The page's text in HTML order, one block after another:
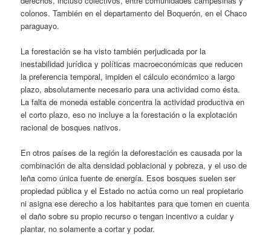
colonos. También en el departamento del Boquerón, en el Chaco
paraguayo.
La forestación se ha visto también perjudicada por la
inestabilidad jurídica y políticas macroeconómicas que reducen
la preferencia temporal, impiden el cálculo económico a largo
plazo, absolutamente necesario para una actividad como ésta.
La falta de moneda estable concentra la actividad productiva en
el corto plazo, eso no incluye a la forestación o la explotación
racional de bosques nativos.
En otros países de la región la deforestación es causada por la
combinación de alta densidad poblacional y pobreza, y el uso de
leña como única fuente de energía. Esos bosques suelen ser
propiedad pública y el Estado no actúa como un real propietario
ni asigna ese derecho a los habitantes para que tomen en cuenta
el daño sobre su propio recurso o tengan incentivo a cuidar y
plantar, no solamente a cortar y podar.